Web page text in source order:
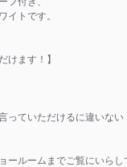
イトです。
けます！】
っていただけるに違いない
ールームまでご覧にいらし